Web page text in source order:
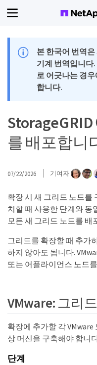
본 한국어 번역
기계 번역입니다
로 어긋나는 경
합니다.
를 배포합니
07/22/2026 기여자
확장 시 새 그리드 노드를
치할 때 사용한 단계와 동
모든 새 그리드 노드를 배
그리드를 확장할 때 추가
하지 않아도 됩니다.
또는 어플라이언스 노드
VMware: 그리
확장에 추가할 각 VMware
상 머신을 구축해야 합니
단계